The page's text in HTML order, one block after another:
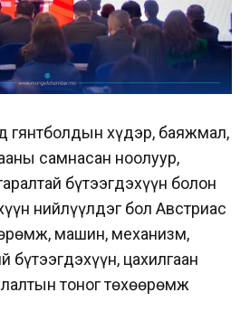
гянтболдын хүдэр, баяжмал,
самнасан ноолуур,
бүтээгдэхүүн болон
нийлүүлдэг бол Австриас
машин, механизм,
бүтээгдэхүүн, цахилгаан
тоног төхөөрөмж